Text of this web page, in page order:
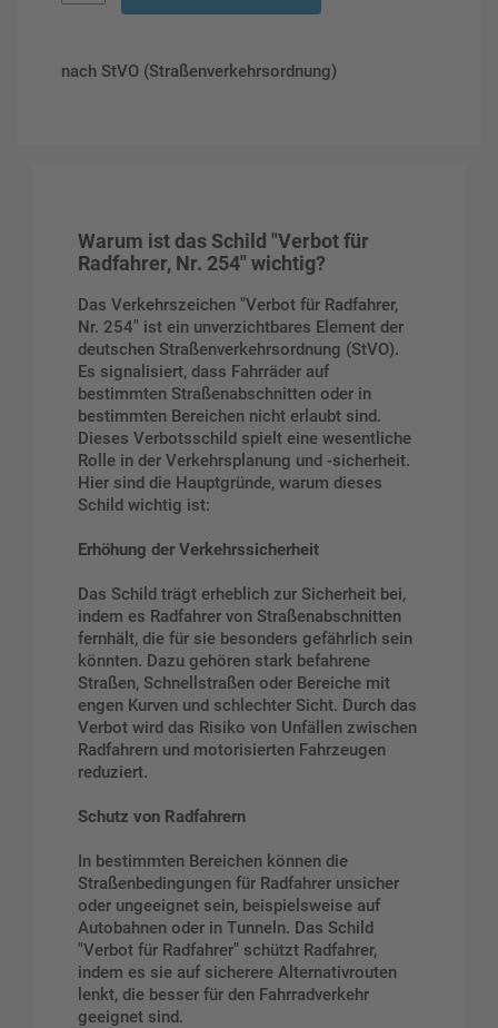
nach StVO (Straßenverkehrsordnung)
Warum ist das Schild "Verbot für
Radfahrer, Nr. 254" wichtig?
Das Verkehrszeichen "Verbot für Radfahrer,
Nr. 254" ist ein unverzichtbares Element der
deutschen Straßenverkehrsordnung (StVO).
Es signalisiert, dass Fahrräder auf
bestimmten Straßenabschnitten oder in
bestimmten Bereichen nicht erlaubt sind.
Dieses Verbotsschild spielt eine wesentliche
Rolle in der Verkehrsplanung und -sicherheit.
Hier sind die Hauptgründe, warum dieses
Schild wichtig ist:
Erhöhung der Verkehrssicherheit
Das Schild trägt erheblich zur Sicherheit bei,
indem es Radfahrer von Straßenabschnitten
fernhält, die für sie besonders gefährlich sein
könnten. Dazu gehören stark befahrene
Straßen, Schnellstraßen oder Bereiche mit
engen Kurven und schlechter Sicht. Durch das
Verbot wird das Risiko von Unfällen zwischen
Radfahrern und motorisierten Fahrzeugen
reduziert.
Schutz von Radfahrern
In bestimmten Bereichen können die
Straßenbedingungen für Radfahrer unsicher
oder ungeeignet sein, beispielsweise auf
Autobahnen oder in Tunneln. Das Schild
"Verbot für Radfahrer" schützt Radfahrer,
indem es sie auf sicherere Alternativrouten
lenkt, die besser für den Fahrradverkehr
geeignet sind.